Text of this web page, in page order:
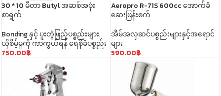
30 * 10 မီတာ Butyl အဆစ်အဖုံး
စာရွက်
Bonding နှင့် ပူးတွဲဖြည့်ပစ္စည်းများ,
ယိုစိမ့်မှုကို ကာကွယ်ရန် ရေစိုခံပစ္စည်း
750.00฿
Aeropro R-71S 600cc အောက်ခံ
ဆေးဖြန်းစက်
အိမ်အလှဆင်ပစ္စည်းများနှင့်အရောင်
များ
590.00฿